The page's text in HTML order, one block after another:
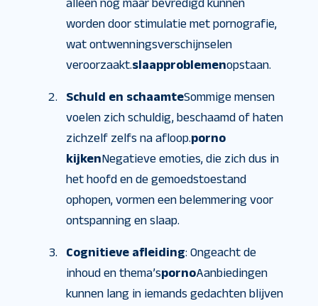
alleen nog maar bevredigd kunnen
worden door stimulatie met pornografie,
wat ontwenningsverschijnselen
veroorzaakt.slaapproblemenopstaan.
Schuld en schaamteSommige mensen
voelen zich schuldig, beschaamd of haten
zichzelf zelfs na afloop.porno
kijkenNegatieve emoties, die zich dus in
het hoofd en de gemoedstoestand
ophopen, vormen een belemmering voor
ontspanning en slaap.
Cognitieve afleiding: Ongeacht de
inhoud en thema’spornoAanbiedingen
kunnen lang in iemands gedachten blijven